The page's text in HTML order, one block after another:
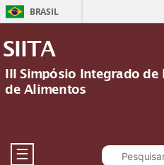
BRASIL
SIITA
III Simpósio Integrado
de Alimentos
☰